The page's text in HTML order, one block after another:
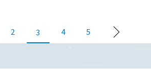
2 3 4 5